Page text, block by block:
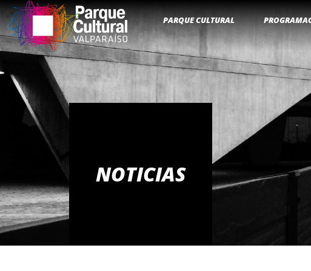
PARQUE CULTURAL
NOTICIAS